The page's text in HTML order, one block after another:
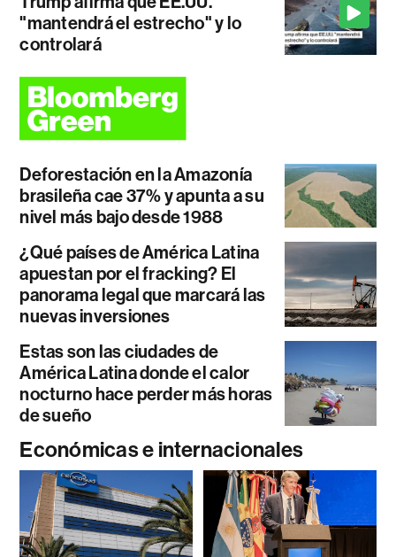
"mantendrá el estrecho" y lo
controlará
Deforestación en la Amazonía
brasileña cae 37% y apunta a su
nivel más bajo desde 1988
¿Qué países de América Latina
apuestan por el fracking? El
panorama legal que marcará las
nuevas inversiones
Estas son las ciudades de
América Latina donde el calor
nocturno hace perder más horas
de sueño
Económicas e internacionales